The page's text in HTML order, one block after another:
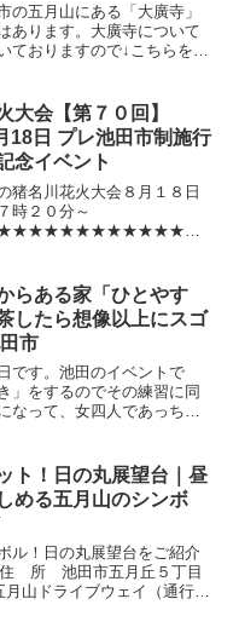
の五月山にある「大廣寺」
あります。大廣寺について
ておりますので↓こちらをご
はこの大廣寺（大広寺）の
す。...
大会【第７０回】
18日 プレ池田市制施行
念イベント
猪名川花火大会８月１８日
時２０分～
一番池田に人がやってくる
しょうか平和でのど...
らある家「ひとやす
したら想像以上にスゴ
市
です。池田のイベントで
」をするのでその練習に同
なって、女四人であっちこ
していたんです🎉迷わ
茶休憩すること...
ト！日の丸展望台｜昼
める五月山のシンボ
ル！日の丸展望台をご紹介
住 所 池田市五月丘５丁目
ドライブウェイ（通行料